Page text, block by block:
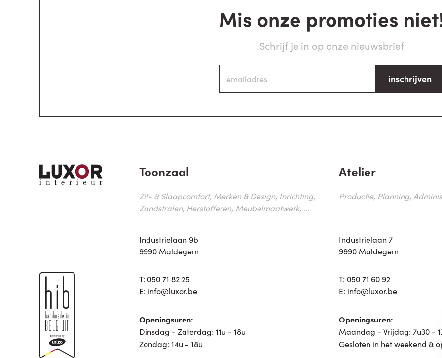
Mis onze promoties
Schrijf je in op onze nieuwsbrief
inschrijven
Toonzaal
Zit- & Slaapcomfort, Merken & Design, Inrichting,
Zandstralen, Herstofferen, Meubelmaatwerk, ...
Industrielaan 9b
9990 Maldegem
T: 050 71 82 25
E: info@luxor.be
Openingsuren:
Dinsdag - Zaterdag: 11u - 18u
Zondag: 14u - 18u
Atelier
Productie, Planning,
Industrielaan 7
9990 Maldegem
T: 050 71 60 92
E: info@luxor.be
Openingsuren:
Maandag - Vrijdag: 7u30 -
Gesloten in het weekend &